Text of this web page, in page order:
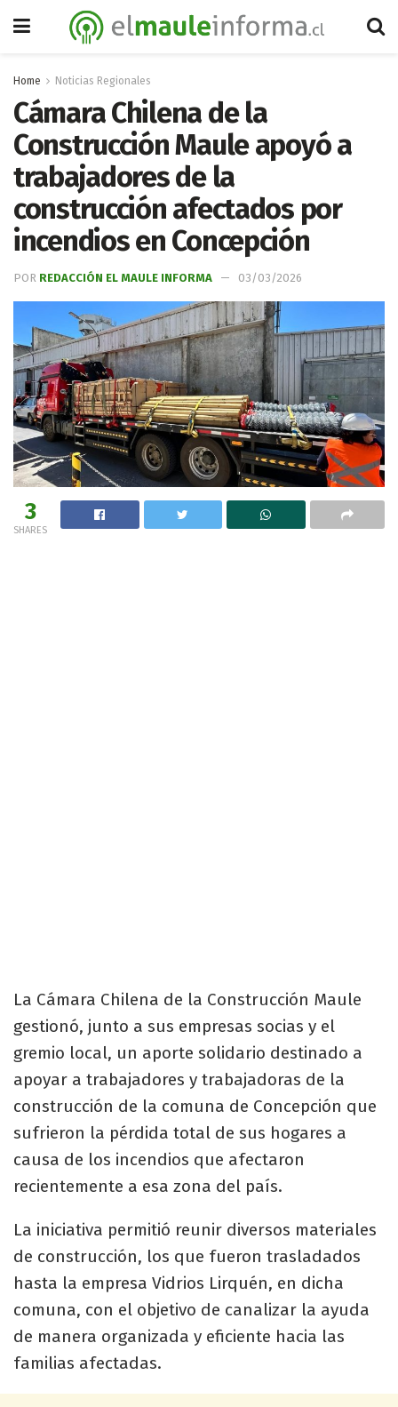
Home Noticias Regionales
Cámara Chilena de la
Construcción Maule apoyó a
trabajadores de la
construcción afectados por
incendios en Concepción
POR REDACCIÓN EL MAULE INFORMA 03/03/2026
3
SHARES
La Cámara Chilena de la Construcción Maule
gestionó, junto a sus empresas socias y el
gremio local, un aporte solidario destinado a
apoyar a trabajadores y trabajadoras de la
construcción de la comuna de Concepción que
sufrieron la pérdida total de sus hogares a
causa de los incendios que afectaron
recientemente a esa zona del país.
La iniciativa permitió reunir diversos materiales
de construcción, los que fueron trasladados
hasta la empresa Vidrios Lirquén, en dicha
comuna, con el objetivo de canalizar la ayuda
de manera organizada y eficiente hacia las
familias afectadas.